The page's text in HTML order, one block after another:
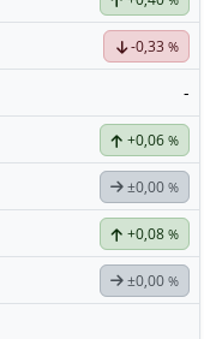
-0,33 %
-
+0,06 %
±0,00 %
+0,08 %
±0,00 %